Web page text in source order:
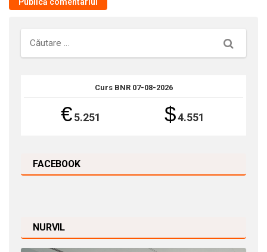
Căutare
Curs BNR 07-08-2026
€5.251 $4.551
FACEBOOK
NURVIL